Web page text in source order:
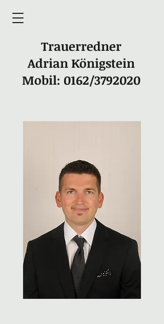
Trauerredner
Adrian Königstein
Mobil: 0162/3792020